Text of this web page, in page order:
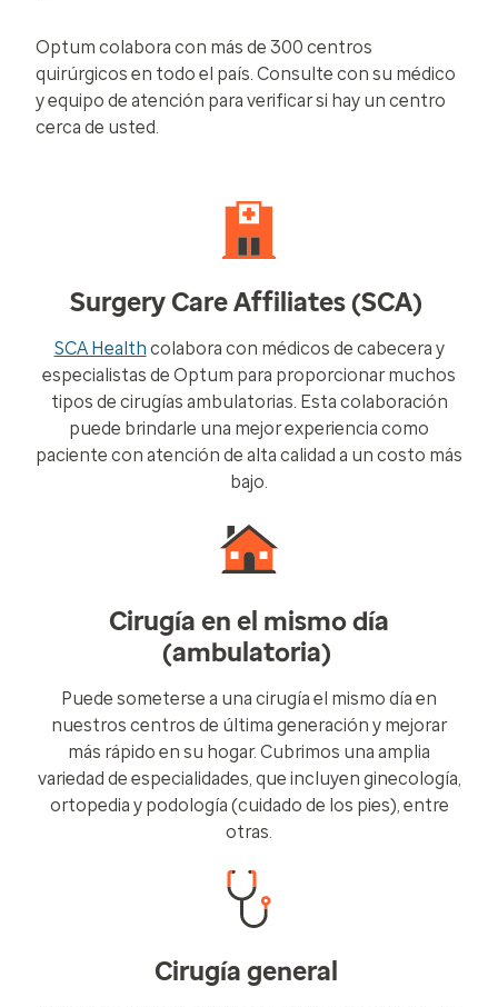
Optum colabora con más de 300 centros
quirúrgicos en todo el país. Consulte con su médico
y equipo de atención para verificar si hay un centro
cerca de usted.
Surgery Care Affiliates (SCA)
SCA Health colabora con médicos de cabecera y
especialistas de Optum para proporcionar muchos
tipos de cirugías ambulatorias. Esta colaboración
puede brindarle una mejor experiencia como
paciente con atención de alta calidad a un costo más
bajo.
Cirugía en el mismo día
(ambulatoria)
Puede someterse a una cirugía el mismo día en
nuestros centros de última generación y mejorar
más rápido en su hogar. Cubrimos una amplia
variedad de especialidades, que incluyen ginecología,
ortopedia y podología (cuidado de los pies), entre
otras.
Cirugía general